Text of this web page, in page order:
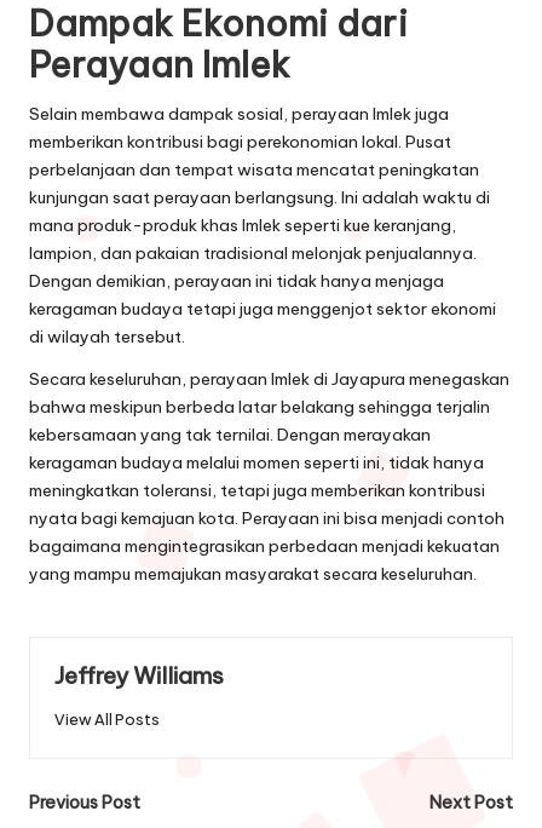
Dampak Ekonomi dari
Perayaan Imlek
Selain membawa dampak sosial, perayaan Imlek juga
memberikan kontribusi bagi perekonomian lokal. Pusat
perbelanjaan dan tempat wisata mencatat peningkatan
kunjungan saat perayaan berlangsung. Ini adalah waktu di
mana produk-produk khas Imlek seperti kue keranjang,
lampion, dan pakaian tradisional melonjak penjualannya.
Dengan demikian, perayaan ini tidak hanya menjaga
keragaman budaya tetapi juga menggenjot sektor ekonomi
di wilayah tersebut.
Secara keseluruhan, perayaan Imlek di Jayapura menegaskan
bahwa meskipun berbeda latar belakang sehingga terjalin
kebersamaan yang tak ternilai. Dengan merayakan
keragaman budaya melalui momen seperti ini, tidak hanya
meningkatkan toleransi, tetapi juga memberikan kontribusi
nyata bagi kemajuan kota. Perayaan ini bisa menjadi contoh
bagaimana mengintegrasikan perbedaan menjadi kekuatan
yang mampu memajukan masyarakat secara keseluruhan.
Jeffrey Williams
View All Posts
Post
Previous Post Next Post